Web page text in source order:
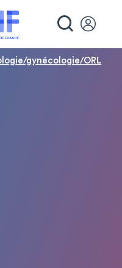
gynécologie/ORL